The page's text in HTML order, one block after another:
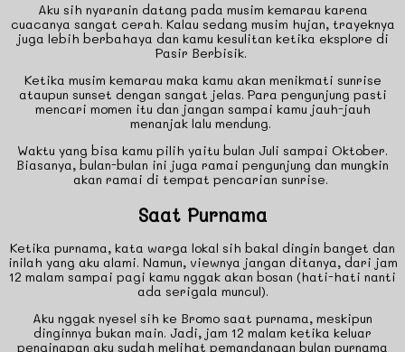
Aku sih nyaranin datang pada musim kemarau karena
cuacanya sangat cerah. Kalau sedang musim hujan, trayeknya
juga lebih berbahaya dan kamu kesulitan ketika eksplore di
Pasir Berbisik.
Ketika musim kemarau maka kamu akan menikmati sunrise
ataupun sunset dengan sangat jelas. Para pengunjung pasti
mencari momen itu dan jangan sampai kamu jauh-jauh
menanjak lalu mendung.
Waktu yang bisa kamu pilih yaitu bulan Juli sampai Oktober.
Biasanya, bulan-bulan ini juga ramai pengunjung dan mungkin
akan ramai di tempat pencarian sunrise.
Saat Purnama
Ketika purnama, kata warga lokal sih bakal dingin banget dan
inilah yang aku alami. Namun, viewnya jangan ditanya, dari jam
12 malam sampai pagi kamu nggak akan bosan (hati-hati nanti
ada serigala muncul).
Aku nggak nyesel sih ke Bromo saat purnama, meskipun
dinginnya bukan main. Jadi, jam 12 malam ketika keluar
penginapan aku sudah melihat pemandangan bulan purnama